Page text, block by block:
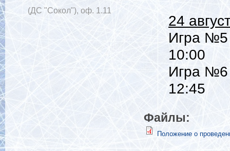
(ДС "Сокол"), оф. 1.11
24
Игра №5
10:00
Игра №6
12:45
Файлы:
Положение о